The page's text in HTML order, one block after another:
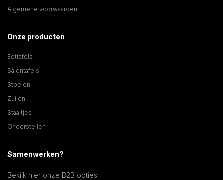
Algemene voorwaarden
Onze producten
Eettafels
Salontafels
Stoelen
Zuilen
Staaltjes
Onderstellen
Samenwerken?
Bekijk hier onze B2B opties!